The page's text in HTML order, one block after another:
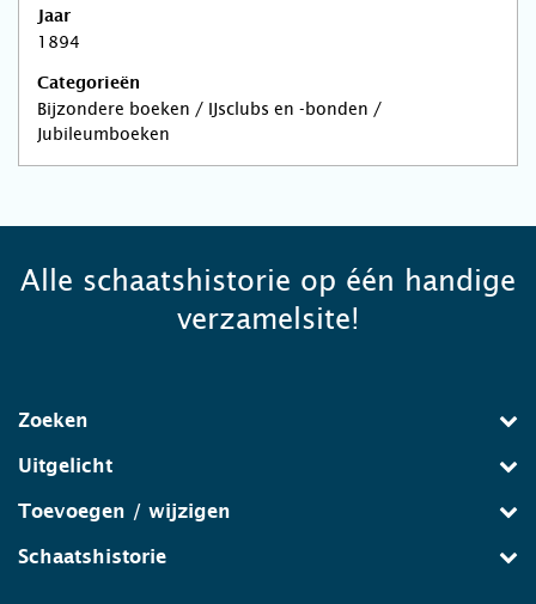
Jaar
1894
Categorieën
Bijzondere boeken / IJsclubs en -bonden /
Jubileumboeken
Alle schaatshistorie op één handige
verzamelsite!
Zoeken
Uitgelicht
Toevoegen / wijzigen
Schaatshistorie